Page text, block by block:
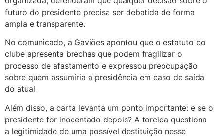
futuro do presidente precisa ser debatida de forma
ampla e transparente.
No comunicado, a Gaviões apontou que o estatuto do
clube apresenta brechas que podem fragilizar o
processo de afastamento e expressou preocupação
sobre quem assumiria a presidência em caso de saída
do atual.
Além disso, a carta levanta um ponto importante: e se o
presidente for inocentado depois? A torcida questiona
a legitimidade de uma possível destituição nesse